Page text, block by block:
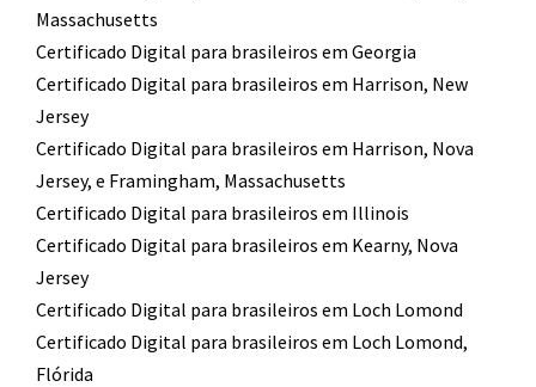
Massachusetts
Certificado Digital para brasileiros em Georgia
Certificado Digital para brasileiros em Harrison, New
Jersey
Certificado Digital para brasileiros em Harrison, Nova
Jersey, e Framingham, Massachusetts
Certificado Digital para brasileiros em Illinois
Certificado Digital para brasileiros em Kearny, Nova
Jersey
Certificado Digital para brasileiros em Loch Lomond
Certificado Digital para brasileiros em Loch Lomond,
Flórida